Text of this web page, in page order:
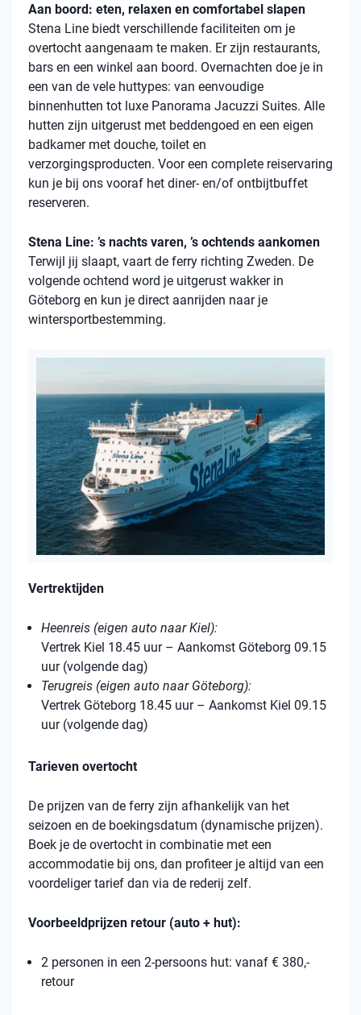
Aan boord: eten, relaxen en comfortabel slapen
Stena Line biedt verschillende faciliteiten om je
overtocht aangenaam te maken. Er zijn restaurants,
bars en een winkel aan boord. Overnachten doe je in
een van de vele huttypes: van eenvoudige
binnenhutten tot luxe Panorama Jacuzzi Suites. Alle
hutten zijn uitgerust met beddengoed en een eigen
badkamer met douche, toilet en
verzorgingsproducten. Voor een complete reiservaring
kun je bij ons vooraf het diner- en/of ontbijtbuffet
reserveren.
Stena Line: ’s nachts varen, ’s ochtends aankomen
Terwijl jij slaapt, vaart de ferry richting Zweden. De
volgende ochtend word je uitgerust wakker in
Göteborg en kun je direct aanrijden naar je
wintersportbestemming.
Vertrektijden
Heenreis (eigen auto naar Kiel):
Vertrek Kiel 18.45 uur – Aankomst Göteborg 09.15
uur (volgende dag)
Terugreis (eigen auto naar Göteborg):
Vertrek Göteborg 18.45 uur – Aankomst Kiel 09.15
uur (volgende dag)
Tarieven overtocht
De prijzen van de ferry zijn afhankelijk van het
seizoen en de boekingsdatum (dynamische prijzen).
Boek je de overtocht in combinatie met een
accommodatie bij ons, dan profiteer je altijd van een
voordeliger tarief dan via de rederij zelf.
Voorbeeldprijzen retour (auto + hut):
2 personen in een 2-persoons hut: vanaf € 380,-
retour